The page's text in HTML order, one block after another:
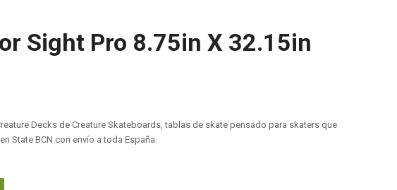
Sight Pro 8.75in X 32.15in
Decks de Creature Skateboards, tablas de skate pensado para skaters que
State BCN con envío a toda España.